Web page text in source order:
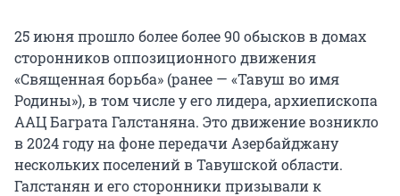
25 июня прошло более более 90 обысков в домах
сторонников оппозиционного движения
«Священная борьба» (ранее — «Тавуш во имя
Родины»), в том числе у его лидера, архиепископа
ААЦ Баграта Галстаняна. Это движение возникло
в 2024 году на фоне передачи Азербайджану
нескольких поселений в Тавушской области.
Галстанян и его сторонники призывали к